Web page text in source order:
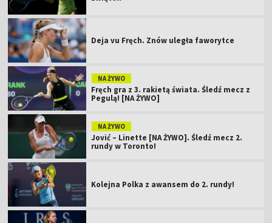
Deja vu Fręch. Znów uległa faworytce
NA ŻYWO
Fręch gra z 3. rakietą świata. Śledź mecz z
Pegulą! [NA ŻYWO]
NA ŻYWO
Jović – Linette [NA ŻYWO]. Śledź mecz 2.
rundy w Toronto!
Kolejna Polka z awansem do 2. rundy!